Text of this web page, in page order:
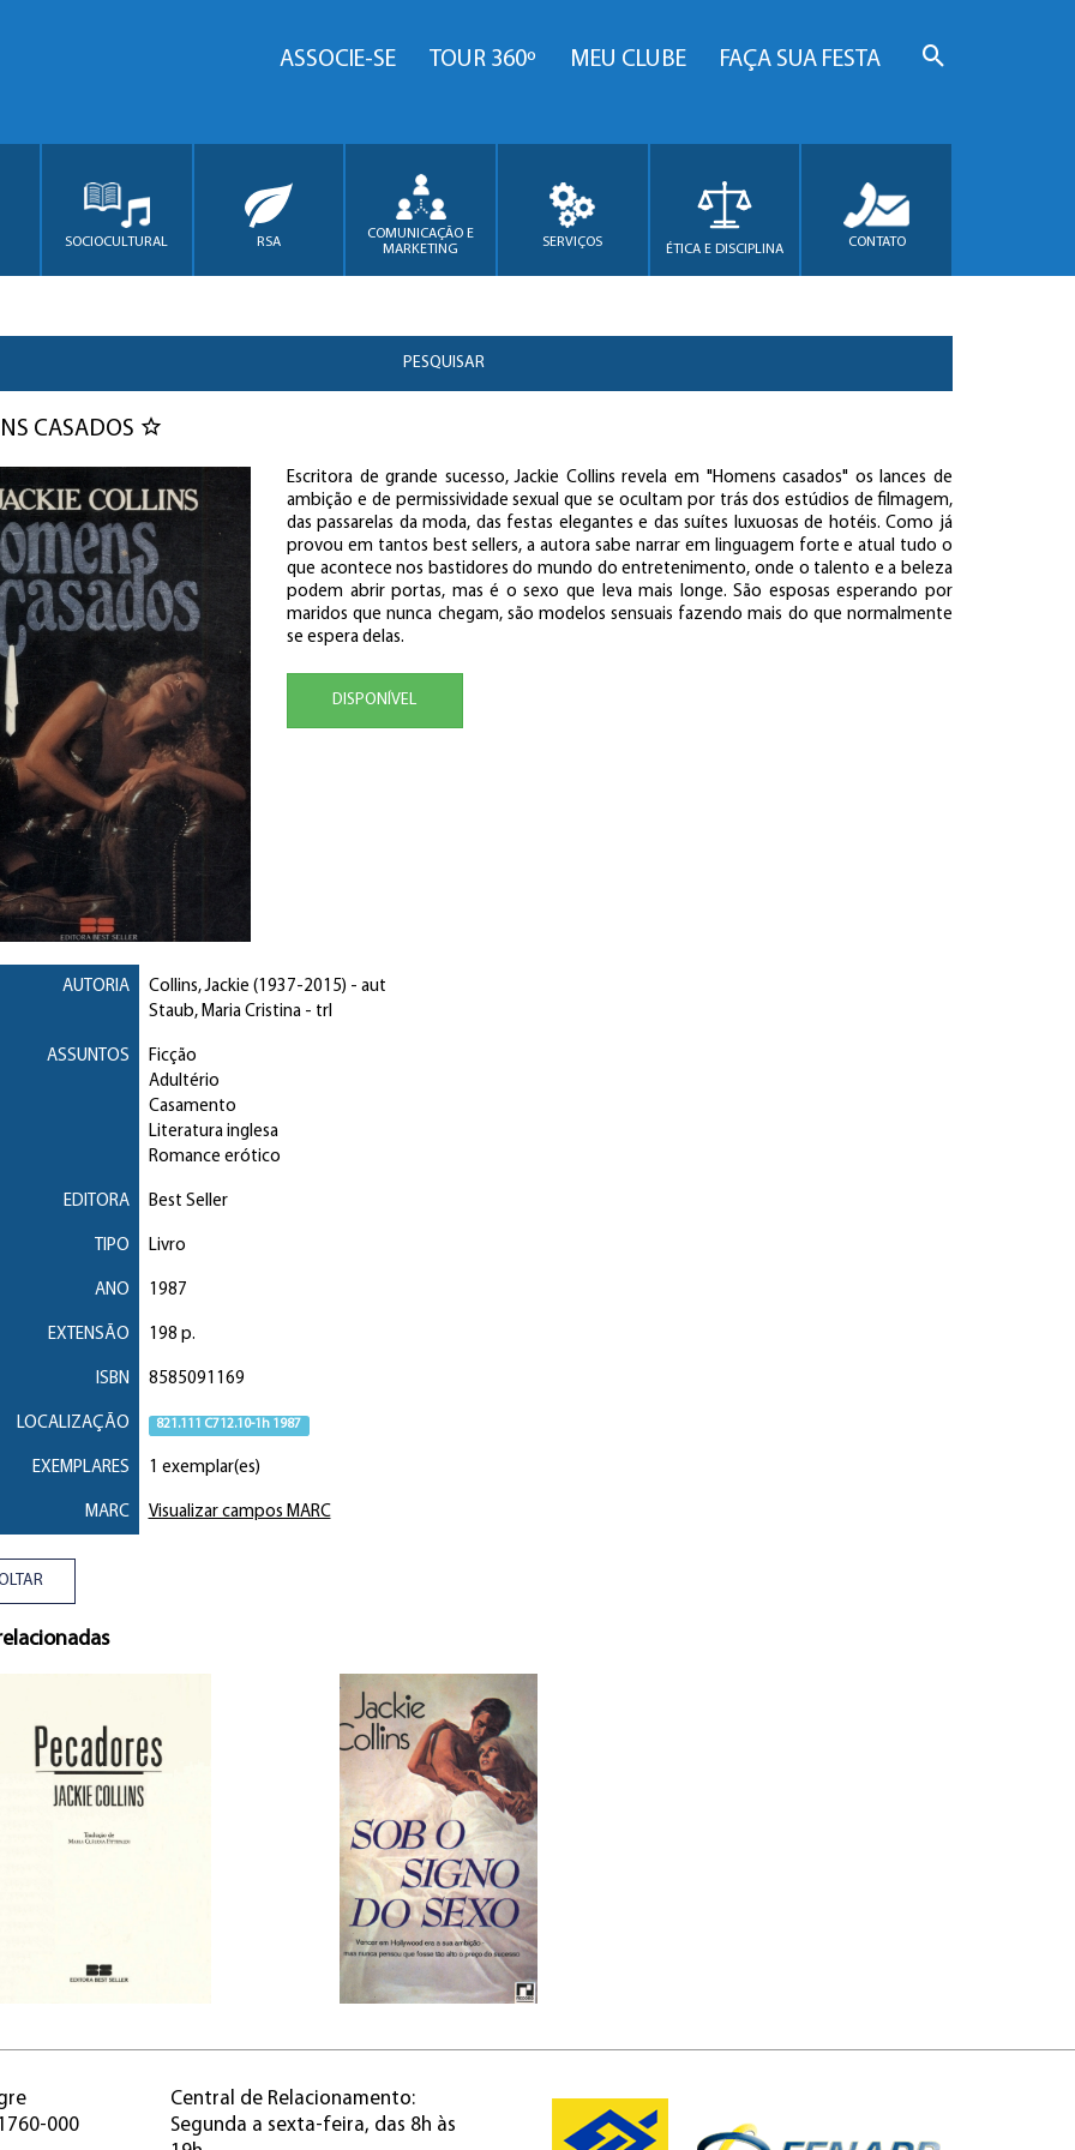
ASSOCIE-SE TOUR 360º MEU CLUBE FAÇA SUA FESTA
SOCIOCULTURAL RSA
COMUNICAÇÃO E
MARKETING
SERVIÇOS ÉTICA E DISCIPLINA CONTATO
PESQUISAR
CASADOS
Escritora de grande sucesso, Jackie Collins revela em "Homens casados" os lances de
ambição e de permissividade sexual que se ocultam por trás dos estúdios de filmagem,
das passarelas da moda, das festas elegantes e das suítes luxuosas de hotéis. Como já
provou em tantos best sellers, a autora sabe narrar em linguagem forte e atual tudo o
que acontece nos bastidores do mundo do entretenimento, onde o talento e a beleza
podem abrir portas, mas é o sexo que leva mais longe. São esposas esperando por
maridos que nunca chegam, são modelos sensuais fazendo mais do que normalmente
se espera delas.
DISPONÍVEL
AUTORIA Collins, Jackie (1937-2015) - aut
Staub, Maria Cristina- trl
ASSUNTOS
Ficção
Adultério
Casamento
Literatura inglesa
Romance erótico
EDITORA Best Seller
TIPO Livro
ANO 1987
EXTENSÃO 198 p.
ISBN 8585091169
LOCALIZAÇÃO 821.111 C712.10-1h 1987
EXEMPLARES 1 exemplar(es)
MARC Visualizar campos MARC
000
Central de Relacionamento:
Segunda a sexta-feira, das 8h às